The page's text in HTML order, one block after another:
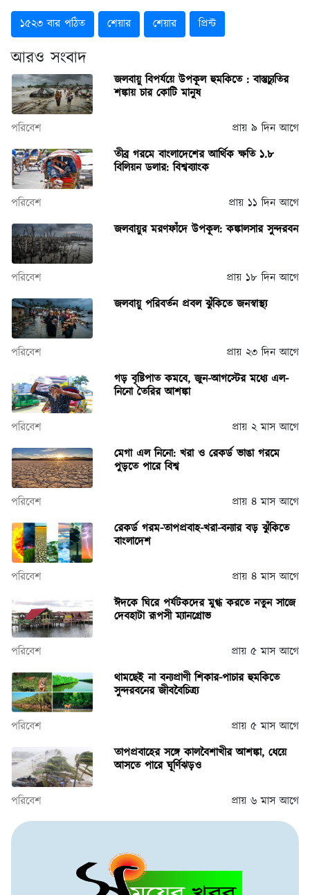
১৫২৩ বার পঠিত শেয়ার শেয়ার প্রিন্ট
আরও সংবাদ
জলবায়ু বিপর্যয়ে উপকূল হুমকিতে : বাস্তুচ্যুতির
শঙ্কায় চার কোটি মানুষ
পরিবেশ
প্রায় ৯ দিন আগে
তীব্র গরমে বাংলাদেশের আর্থিক ক্ষতি ১.৮
বিলিয়ন ডলার: বিশ্বব্যাংক
পরিবেশ
প্রায় ১১ দিন আগে
জলবায়ুর মরণফাঁদে উপকূল: কঙ্কালসার সুন্দরবন
পরিবেশ
প্রায় ১৮ দিন আগে
জলবায়ু পরিবর্তন প্রবল ঝুঁকিতে জনস্বাস্থ্য
পরিবেশ
প্রায় ২৩ দিন আগে
গড় বৃষ্টিপাত কমবে, জুন-আগস্টের মধ্যে এল-
নিনো তৈরির আশঙ্কা
পরিবেশ
প্রায় ২ মাস আগে
মেগা এল নিনো: খরা ও রেকর্ড ভাঙা গরমে
পুড়তে পারে বিশ্ব
পরিবেশ
প্রায় ৪ মাস আগে
রেকর্ড গরম-তাপপ্রবাহ-খরা-বন্যার বড় ঝুঁকিতে
বাংলাদেশ
পরিবেশ
প্রায় ৪ মাস আগে
ঈদকে ঘিরে পর্যটকদের মুগ্ধ করতে নতুন সাজে
দেবহাটা রূপসী ম্যানগ্রোভ
পরিবেশ
প্রায় ৫ মাস আগে
থামছেই না বন্যপ্রাণী শিকার-পাচার হুমকিতে
সুন্দরবনের জীববৈচিত্র্য
পরিবেশ
প্রায় ৫ মাস আগে
তাপপ্রবাহের সঙ্গে কালবৈশাখীর আশঙ্কা, ধেয়ে
আসতে পারে ঘূর্ণিঝড়ও
পরিবেশ প্রায় ৬ মাস আগে